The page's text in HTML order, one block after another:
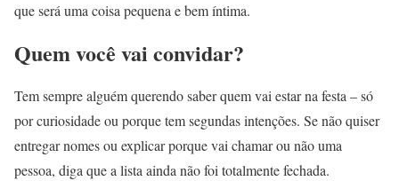
que será uma coisa pequena e bem íntima.
Quem você vai convidar?
Tem sempre alguém querendo saber quem vai estar na festa – só
por curiosidade ou porque tem segundas intenções. Se não quiser
entregar nomes ou explicar porque vai chamar ou não uma
pessoa, diga que a lista ainda não foi totalmente fechada.